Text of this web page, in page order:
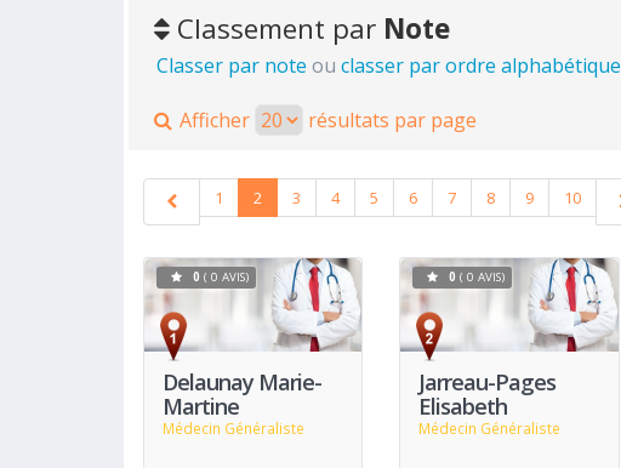
Classement par Note
Classer par note ou classer par ordre alphabétique
Afficher résultats par page
1 2 3 4 5 6 7 8 9 10
Delaunay Marie-
Martine
Médecin Généraliste
Voir
0 ( 0 AVIS)
Jarreau-Pages
Elisabeth
Médecin Généraliste
Voir
Fiche
0( 0 AVIS)
Fiche